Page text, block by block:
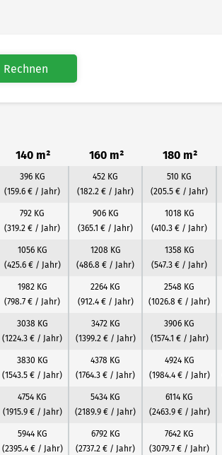
Rechnen
140 m² 160 m² 180 m²
396 KG
(159.6 € / Jahr)
452 KG
(182.2 € / Jahr)
510 KG
(205.5 € / Jahr)
792 KG
(319.2 € / Jahr)
906 KG
(365.1 € / Jahr)
1018 KG
(410.3 € / Jahr)
1056 KG
(425.6 € / Jahr)
1208 KG
(486.8 € / Jahr)
1358 KG
(547.3 € / Jahr)
1982 KG
(798.7 € / Jahr)
2264 KG
(912.4 € / Jahr)
2548 KG
(1026.8 € / Jahr)
3038 KG
(1224.3 € / Jahr)
3472 KG
(1399.2 € / Jahr)
3906 KG
(1574.1 € / Jahr)
3830 KG
(1543.5 € / Jahr)
4378 KG
(1764.3 € / Jahr)
4924 KG
(1984.4 € / Jahr)
4754 KG
(1915.9 € / Jahr)
5434 KG
(2189.9 € / Jahr)
6114 KG
(2463.9 € / Jahr)
5944 KG
(2395.4 € / Jahr)
6792 KG
(2737.2 € / Jahr)
7642 KG
(3079.7 € / Jahr)